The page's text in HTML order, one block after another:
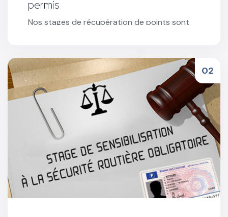
permis
Nos stages de récupération de points sont
expert sécurité routière.
Réserver votre stage